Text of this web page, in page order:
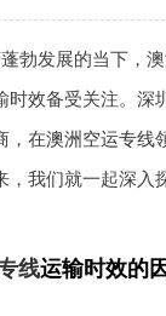
勃发展的当下，
时效备受关注。深
，在澳洲空运专线
，我们就一起深入
线运输时效的